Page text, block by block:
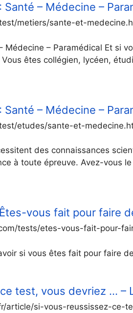
Santé – Médecine –
metiers/sante-et-
Médecine – Paramédical Et si
êtes collégien, lycéen,
Santé – Médecine –
etudes/sante-et-
des connaissances
à toute épreuve. Avez-vous
vous fait pour faire
tests/etes-vous-fait-pour-
si vous êtes fait pour faire
test, vous devriez … –
article/si-vous-reussissez-ce-